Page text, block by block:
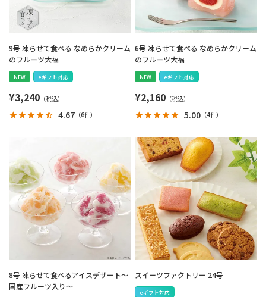
9号 凍らせて食べる なめらかクリーム
のフルーツ大福
NEW eギフト対応
¥3,240
4.67 （6件）
6号 凍らせて食べる なめらかクリーム
のフルーツ大福
NEW eギフト対応
¥2,160
5.00 （4件）
8号 凍らせて食べるアイスデザート～
国産フルーツ入り～
スイーツファクトリー 24号
eギフト対応